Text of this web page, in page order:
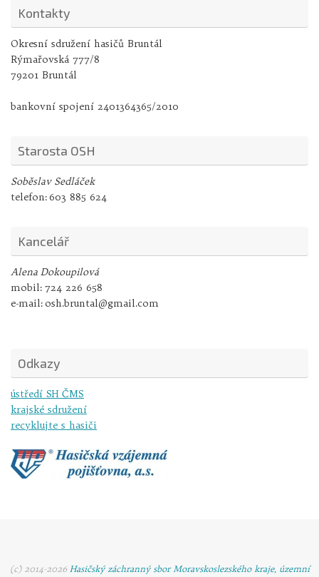
Kontakty
Okresní sdružení hasičů Bruntál
Rýmařovská 777/8
79201 Bruntál
bankovní spojení 2401364365/2010
Starosta OSH
Soběslav Sedláček
telefon:603 885 624
Kancelář
Alena Dokoupilová
mobil: 724 226 658
e-mail:osh.bruntal@gmail.com
Odkazy
ústředí SH ČMS
krajské sdružení
recyklujte s hasiči
(c) 2014-2026 Hasičský záchranný sbor Moravskoslezského kraje, územní